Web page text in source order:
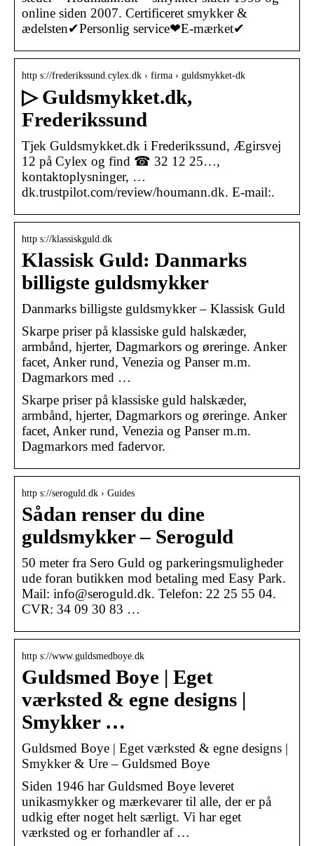
online siden 2007. Certificeret smykker &
ædelsten✔Personlig service❤E-mærket✔
http s://frederikssund.cylex.dk › firma › guldsmykket-dk
▷ Guldsmykket.dk,
Frederikssund
Tjek Guldsmykket.dk i Frederikssund, Ægirsvej
12 på Cylex og find ☎ 32 12 25…,
kontaktoplysninger, …
dk.trustpilot.com/review/houmann.dk. E-mail:.
http s://klassiskguld.dk
Klassisk Guld: Danmarks
billigste guldsmykker
Danmarks billigste guldsmykker – Klassisk Guld
Skarpe priser på klassiske guld halskæder,
armbånd, hjerter, Dagmarkors og øreringe. Anker
facet, Anker rund, Venezia og Panser m.m.
Dagmarkors med …
Skarpe priser på klassiske guld halskæder,
armbånd, hjerter, Dagmarkors og øreringe. Anker
facet, Anker rund, Venezia og Panser m.m.
Dagmarkors med fadervor.
http s://seroguld.dk › Guides
Sådan renser du dine
guldsmykker – Seroguld
50 meter fra Sero Guld og parkeringsmuligheder
ude foran butikken mod betaling med Easy Park.
Mail: info@seroguld.dk. Telefon: 22 25 55 04.
CVR: 34 09 30 83 …
http s://www.guldsmedboye.dk
Guldsmed Boye | Eget
værksted & egne designs |
Smykker …
Guldsmed Boye | Eget værksted & egne designs |
Smykker & Ure – Guldsmed Boye
Siden 1946 har Guldsmed Boye leveret
unikasmykker og mærkevarer til alle, der er på
udkig efter noget helt særligt. Vi har eget
værksted og er forhandler af …